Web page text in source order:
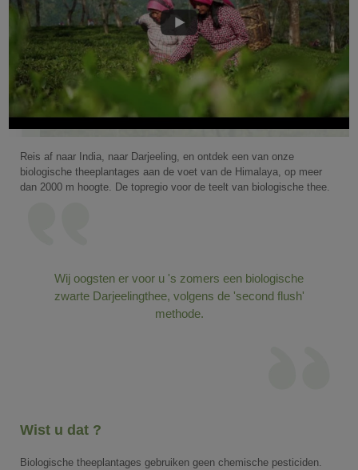
Reis af naar India, naar Darjeeling, en ontdek een van onze
biologische theeplantages aan de voet van de Himalaya, op meer
dan 2000 m hoogte. De topregio voor de teelt van biologische thee.
Wij oogsten er voor u 's zomers een biologische
zwarte Darjeelingthee, volgens de 'second flush'
methode.
Wist u dat ?
Biologische theeplantages gebruiken geen chemische pesticiden.